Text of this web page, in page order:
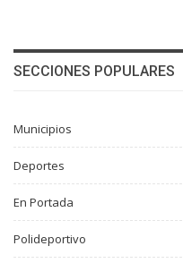
SECCIONES POPULARES
Municipios
Deportes
En Portada
Polideportivo